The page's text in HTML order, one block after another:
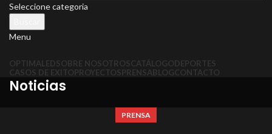
Seleccione categoria
Menu
OPTIMALEDSOBRE NOSOTROSCATÁLOGODEPORTES
CASOS DE EXITOPROYECTOSPRENSABLOGCONTACTO
Noticias
PRENSA